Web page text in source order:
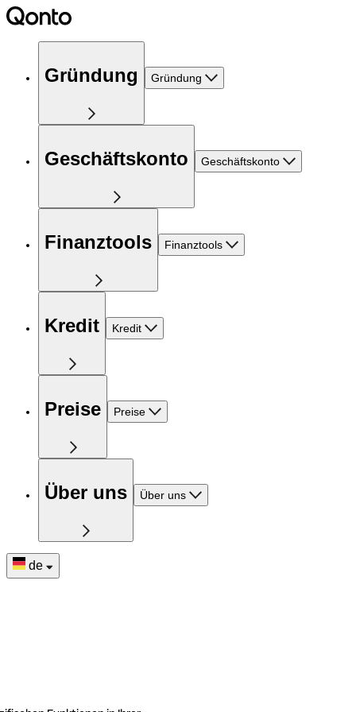
Gründung Gründung
Geschäftskonto Geschäftskonto
Finanztools Finanztools
Kredit Kredit
Preise Preise
Über uns Über uns
de